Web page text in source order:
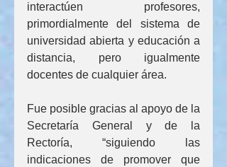
interactúen profesores,
primordialmente del sistema de
universidad abierta y educación a
distancia, pero igualmente
docentes de cualquier área.
Fue posible gracias al apoyo de la
Secretaría General y de la
Rectoría, “siguiendo las
indicaciones de promover que